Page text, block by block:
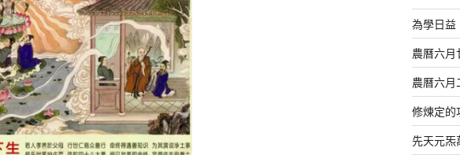
為學日益
農曆六
農曆六
修煉定的
先天元炁